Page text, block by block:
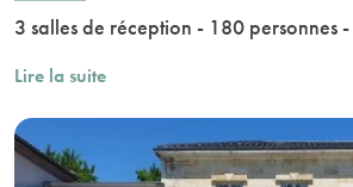
3 salles de réception - 180 personnes
Lire la suite